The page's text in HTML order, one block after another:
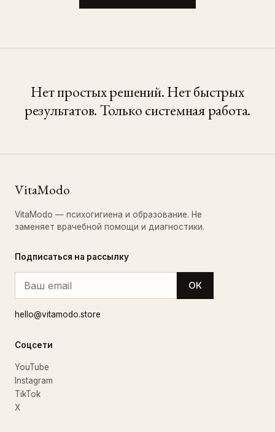
Нет простых решений. Нет быстрых
результатов. Только системная работа.
VitaModo
VitaModo — психогигиена и образование. Не
заменяет врачебной помощи и диагностики.
Подписаться на рассылку
ОК
hello@vitamodo.store
Соцсети
YouTube
Instagram
TikTok
X